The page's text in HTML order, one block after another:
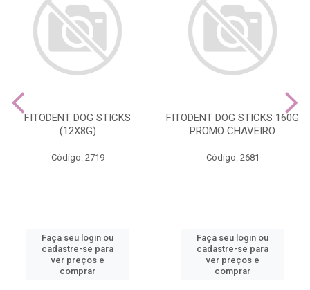
FITODENT DOG STICKS
(12X8G)
Código: 2719
Faça seu login ou
cadastre-se para
ver preços e
comprar
FITODENT DOG STICKS 160G
PROMO CHAVEIRO
Código: 2681
Faça seu login ou
cadastre-se para
ver preços e
comprar